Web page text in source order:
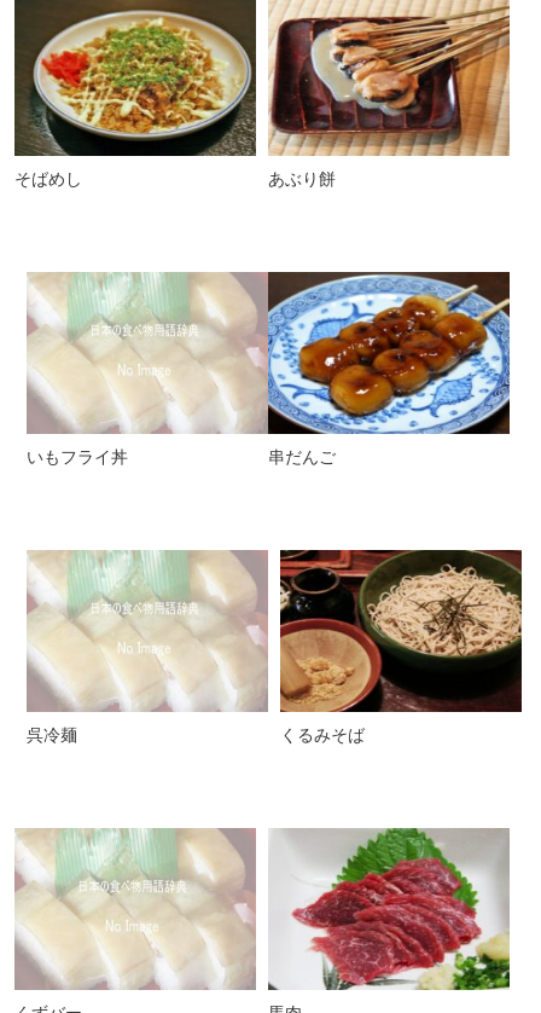
そばめし あぶり餅
いもフライ丼 串だんご
呉冷麺 くるみそば